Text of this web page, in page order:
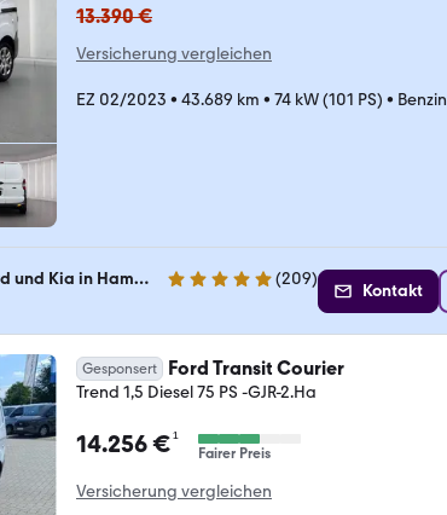
13.390 €
Versicherung vergleichen
EZ 02/2023 • 43.689 km • 74 kW (101 PS) • Benzin
Hugo Pfohe GmbH - Ford und Kia in Hamburg-Fuhlsbüttel 4.8 Sterne (209)
Kontakt
Gesponsert Ford Transit Courier
Trend 1,5 Diesel 75 PS -GJR-2.Ha
14.256 €¹
Fairer Preis
Versicherung vergleichen